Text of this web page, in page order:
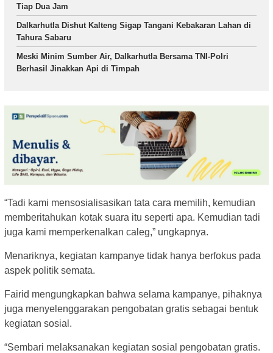
Tiap Dua Jam
Dalkarhutla Dishut Kalteng Sigap Tangani Kebakaran Lahan di
Tahura Sabaru
Meski Minim Sumber Air, Dalkarhutla Bersama TNI-Polri
Berhasil Jinakkan Api di Timpah
“Tadi kami mensosialisasikan tata cara memilih, kemudian
memberitahukan kotak suara itu seperti apa. Kemudian tadi
juga kami memperkenalkan caleg,” ungkapnya.
Menariknya, kegiatan kampanye tidak hanya berfokus pada
aspek politik semata.
Fairid mengungkapkan bahwa selama kampanye, pihaknya
juga menyelenggarakan pengobatan gratis sebagai bentuk
kegiatan sosial.
“Sembari melaksanakan kegiatan sosial pengobatan gratis.